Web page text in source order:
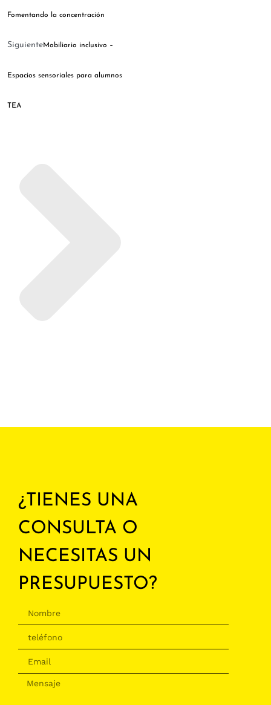
Fomentando la concentración
SiguienteMobiliario inclusivo –
Espacios sensoriales para alumnos
TEA
¿TIENES UNA
CONSULTA O
NECESITAS UN
PRESUPUESTO?